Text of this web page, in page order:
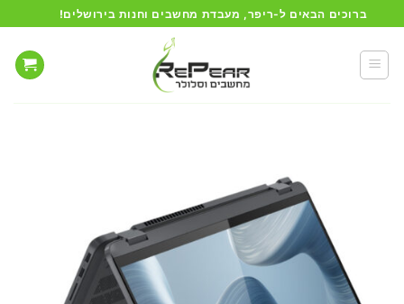
to
content
ברוכים הבאים ל-ריפר, מעבדת מחשבים וחנות בירושלים!